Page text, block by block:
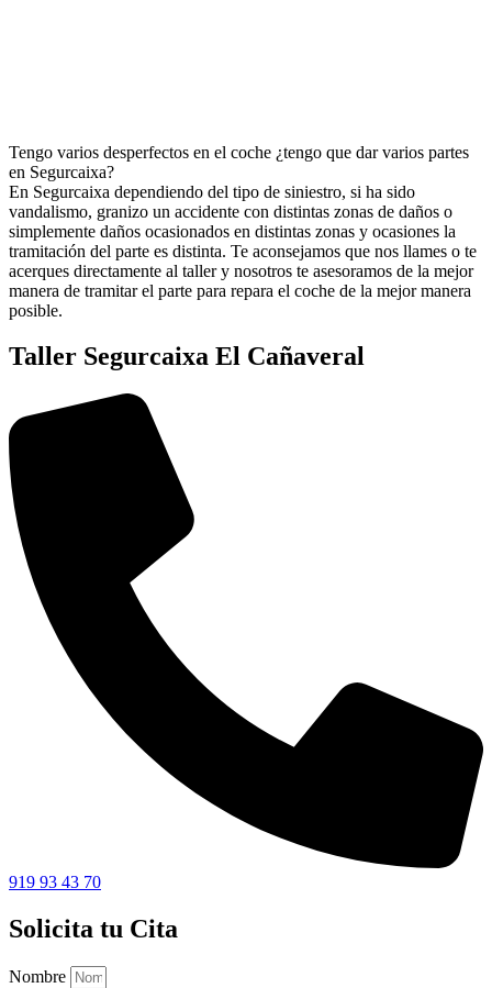
Tengo varios desperfectos en el coche ¿tengo que dar varios partes
en Segurcaixa?
En Segurcaixa dependiendo del tipo de siniestro, si ha sido
vandalismo, granizo un accidente con distintas zonas de daños o
simplemente daños ocasionados en distintas zonas y ocasiones la
tramitación del parte es distinta. Te aconsejamos que nos llames o te
acerques directamente al taller y nosotros te asesoramos de la mejor
manera de tramitar el parte para repara el coche de la mejor manera
posible.
Taller Segurcaixa El Cañaveral
919 93 43 70
Solicita tu Cita
Nombre